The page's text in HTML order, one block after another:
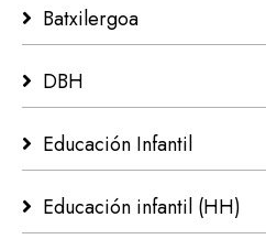
Batxilergoa
DBH
Educación Infantil
Educación infantil (HH)